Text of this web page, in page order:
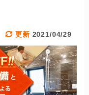
2021/04/29